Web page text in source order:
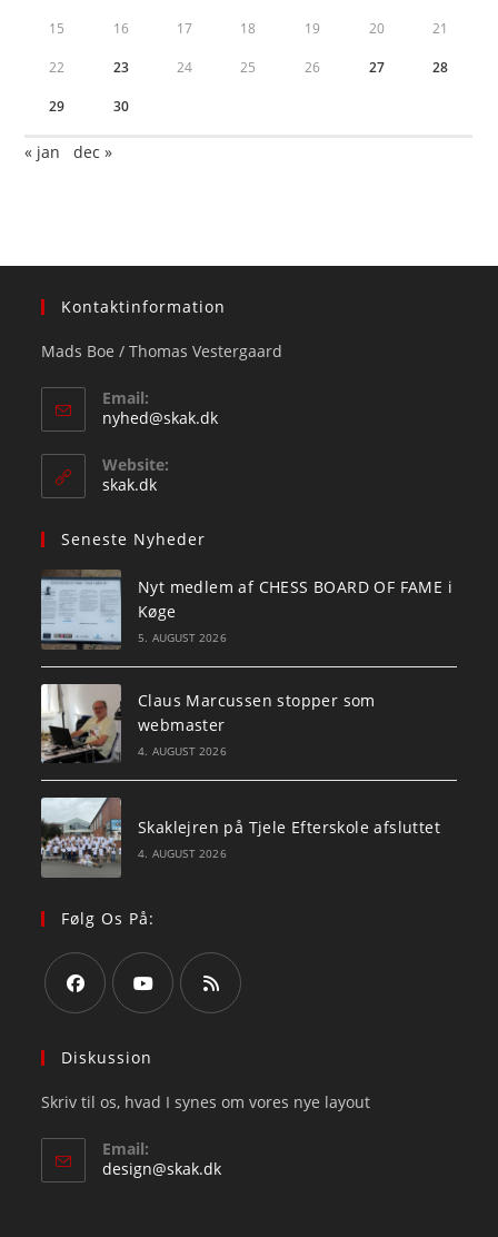
15 16 17 18 19 20 21
22 23 24 25 26 27 28
29 30
« jan dec »
Kontaktinformation
Mads Boe / Thomas Vestergaard
Email:
nyhed@skak.dkOpens
Website:
skak.dk
Seneste Nyheder
Nyt medlem af CHESS BOARD OF FAME i
Køge
5. AUGUST 2026
Claus Marcussen stopper som
webmaster
4. AUGUST 2026
Skaklejren på Tjele Efterskole afsluttet
4. AUGUST 2026
Følg Os På:
in
new
tab
in
new
new
Diskussion
Skriv til os, hvad I synes om vores nye layout
Email:
design@skak.dkOpens